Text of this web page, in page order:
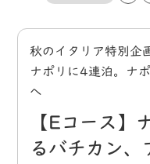
秋のイタリア特別企
ナポリに4連泊。ナ
へ
【Eコース】
るバチカン、